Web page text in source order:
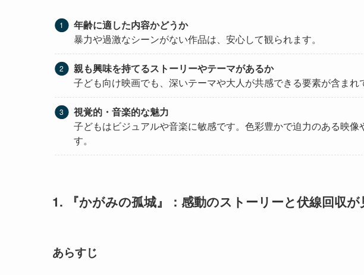
年齢に適した内容かどうか
暴力や過激なシーンがない作品は、安心して観られます。
親も興味を持てるストーリーやテーマがあるか
子ども向け映画でも、深いテーマや大人が共感できる要素が含まれ
視覚的・音楽的な魅力
子どもはビジュアルや音楽に敏感です。色彩豊かで迫力のある映
す。
1. 『かがみの孤城』：感動のストーリーと伏線回収が
あらすじ